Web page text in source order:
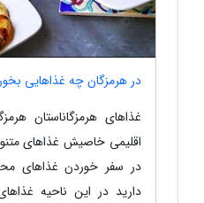
در هرمزگان چه غذاهایی
غذاهای هرمزگاناستان
اقلیمی خاصیش غذاهای
در سفر خوردن غذاهای
دارید در این ناحیه